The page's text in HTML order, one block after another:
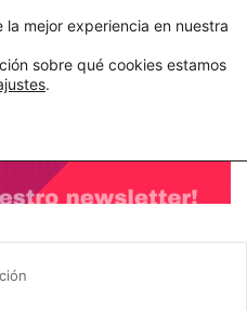
C&A México completa la implementación de su WMS en la nube
mejor experiencia en nuestra
sobre qué cookies estamos
.